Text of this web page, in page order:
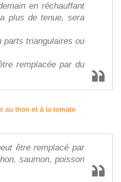
en réchauffant
plus de tenue, sera
parts triangulaires ou
remplacée par du
être remplacé par
saumon, poisson